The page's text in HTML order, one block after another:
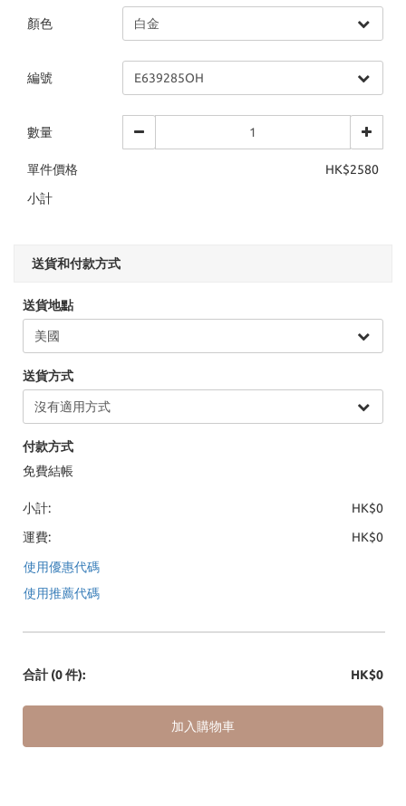
顏色
編號
數量
單件價格
HK$2580
小計
送貨和付款方式
送貨地點
送貨方式
付款方式
免費結帳
小計:
HK$0
運費:
HK$0
使用優惠代碼
使用推薦代碼
合計 (0 件): HK$0
加入購物車